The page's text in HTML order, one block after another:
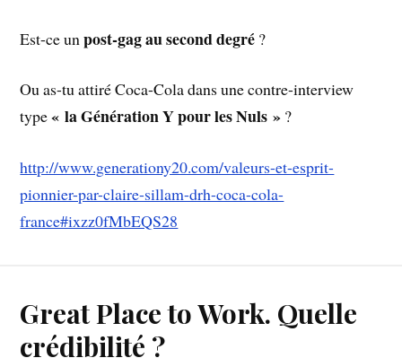
Est-ce unpost-gag au second degré ?
Ou as-tu attiré Coca-Cola dans une contre-interview
type« la Génération Y pour les Nuls » ?
http://www.generationy20.com/valeurs-et-esprit-
pionnier-par-claire-sillam-drh-coca-cola-
france#ixzz0fMbEQS28
Great Place to Work. Quelle
crédibilité ?